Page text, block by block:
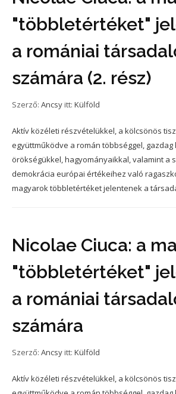
"többletértéket"
a romániai
számára (2. rész)
Szerző: Ancsy itt: Külföld
Aktív közéleti részvételükkel, a kölcsönös
együttműködve a román többséggel, gazdag
örökségükkel, hagyományaikkal, valamint a
demokrácia európai értékeihez való
magyarok többletértéket jelentenek a
Nicolae Ciuca: a
"többletértéket"
a romániai
számára
Szerző: Ancsy itt: Külföld
Aktív közéleti részvételükkel, a kölcsönös